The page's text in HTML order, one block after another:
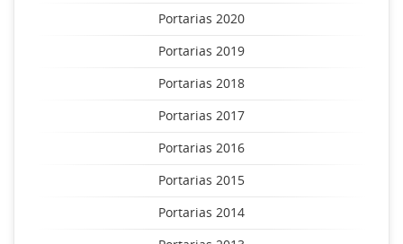
Portarias 2020
Portarias 2019
Portarias 2018
Portarias 2017
Portarias 2016
Portarias 2015
Portarias 2014